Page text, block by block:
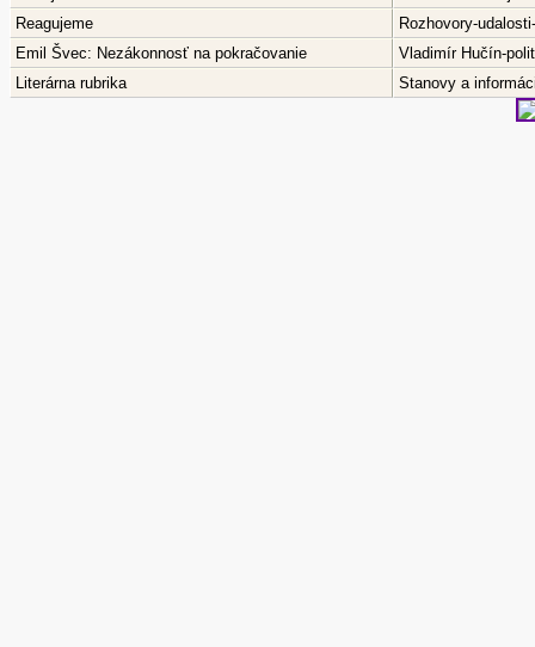
Reagujeme
Rozhovory-
Emil Švec: Nezákonnosť na pokračovanie
Vladimír Hučín-
Literárna rubrika
Stanovy a